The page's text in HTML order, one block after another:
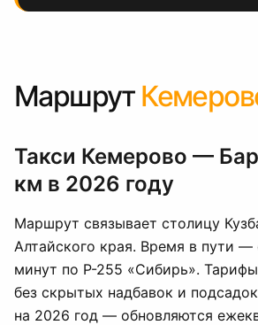
Маршрут
Такси Кемерово —
км в 2026 году
Маршрут связывает столицу
Алтайского края. Время в пути —
минут по Р-255 «Сибирь».
без скрытых надбавок и
на 2026 год — обновляются